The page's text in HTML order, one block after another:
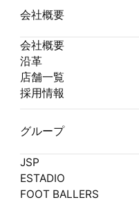
会社概要
会社概要
沿革
店舗一覧
採用情報
グループ
JSP
ESTADIO
FOOT BALLERS